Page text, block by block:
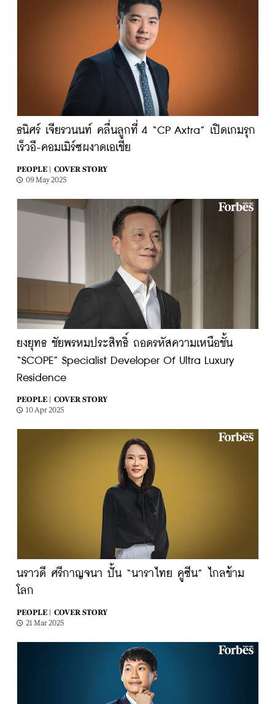
ธนิศร์ เจียรวนนท์ คลื่นลูกที่ 4 “CP Axtra” เปิดเกมรุก
เร็วอี-คอมเมิร์ซผงาดเอเชีย
PEOPLE |
COVER STORY
09 May 2025
ยงยุทธ ชัยพรหมประสิทธิ์ ถอดรหัสความเหนือชั้น
“SCOPE” Specialist Developer Of Ultra Luxury
Residence
PEOPLE |
COVER STORY
10 Apr 2025
นราวดี ศรีกาญจนา ปั้น “นาราไทย คูซีน” ไกลข้าม
โลก
PEOPLE |
COVER STORY
21 Mar 2025